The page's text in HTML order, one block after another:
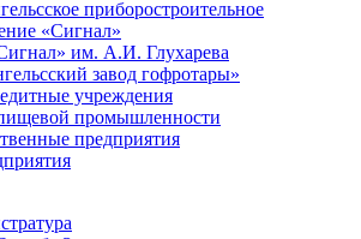
приборостроительное
«Сигнал»
им. А.И. Глухарева
завод гофротары»
учреждения
промышленности
предприятия